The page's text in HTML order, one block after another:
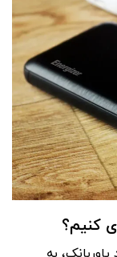
کنیم؟
به